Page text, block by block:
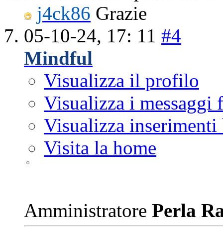
j4ck86 Grazie
05-10-24, 17: 11 #4
Mindful
Visualizza il profilo
Visualizza i messaggi
Visualizza inserimenti
Visita la home
Amministratore Perla